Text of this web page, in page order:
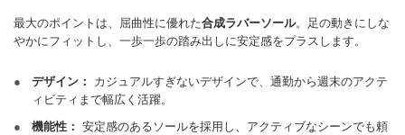
最大のポイントは、屈曲性に優れた合成ラバーソール。足の動きにしな
やかにフィットし、一歩一歩の踏み出しに安定感をプラスします。
● デザイン： カジュアルすぎないデザインで、通勤から週末のアクテ
ィビティまで幅広く活躍。
●
機能性： 安定感のあるソールを採用し、アクティブなシーンでも頼